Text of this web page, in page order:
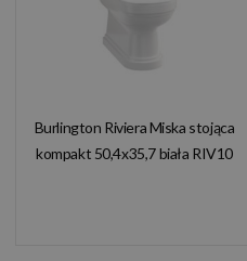
Burlington Riviera Miska stojąca
kompakt 50,4x35,7 biała RIV10